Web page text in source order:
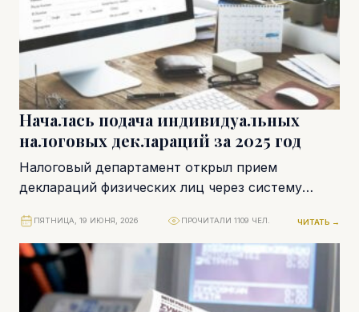
Началась подача индивидуальных
налоговых деклараций за 2025 год
Налоговый департамент открыл прием
деклараций физических лиц через систему
налога установлен на...
ПЯТНИЦА, 19 ИЮНЯ, 2026 ПРОЧИТАЛИ 1109 ЧЕЛ. ЧИТАТЬ →